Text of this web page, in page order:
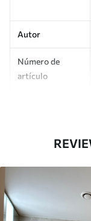
Autor
Número de
artículo
Adicionalmente
Limpieza